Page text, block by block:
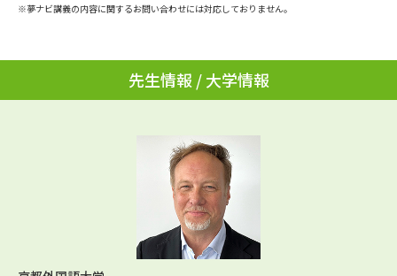
受付内容・発送状況の確認
テレメール進学カタログ
訂正のご案内
※夢ナビ講義の内容に関するお問い合わせには対応しておりません。
先生情報 / 大学情報